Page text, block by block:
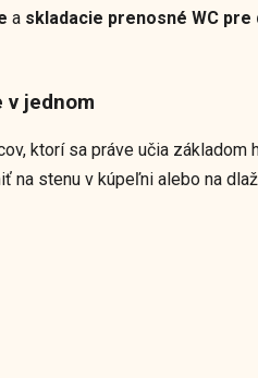
a skladacie prenosné WC pre
v jednom
ktorí sa práve učia
na stenu v kúpeľni alebo na